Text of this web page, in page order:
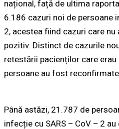
național, față de ultima
6.186 cazuri noi de persoane
2, acestea fiind cazuri care
pozitiv. Distinct de cazurile
retestării pacienților care
persoane au fost
Până astăzi, 21.787 de
infecție cu SARS – CoV – 2 au